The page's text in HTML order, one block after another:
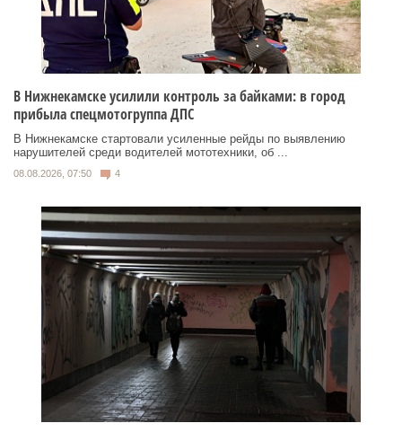
В Нижнекамске усилили контроль за байками: в город
прибыла спецмотогруппа ДПС
В Нижнекамске стартовали усиленные рейды по выявлению
нарушителей среди водителей мототехники, об ...
08.08.2026, 07:50 4